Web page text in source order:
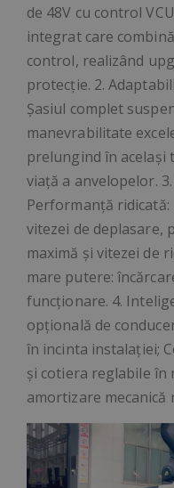
de 48V cu control
integrat care
control, realizând
protecție. 2.
Șasiul complet
manevrabilitate
prelungind în același
viață a anvelopelor.
Performanță
vitezei de deplasare,
maximă și vitezei de
mare putere:
funcționare. 4.
opțională de
în incinta instalației;
și cotiera reglabile în
amortizare